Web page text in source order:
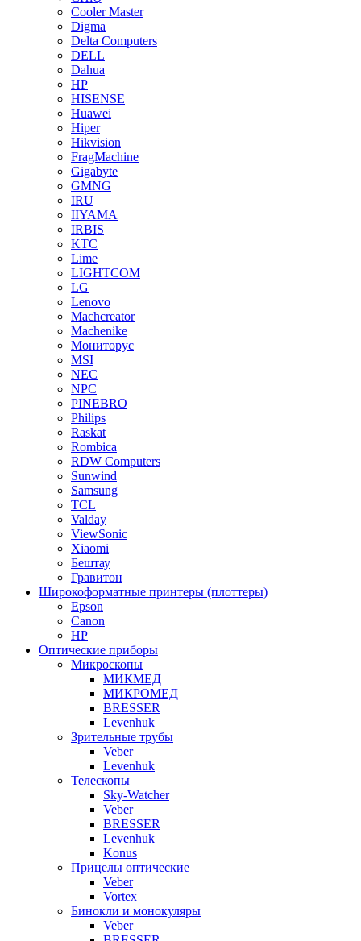
Cooler Master
Digma
Delta Computers
DELL
Dahua
HP
HISENSE
Huawei
Hiper
Hikvision
FragMachine
Gigabyte
GMNG
IRU
IIYAMA
IRBIS
KTC
Lime
LIGHTCOM
LG
Lenovo
Machcreator
Machenike
Мониторус
MSI
NEC
NPC
PINEBRO
Philips
Raskat
Rombica
RDW Computers
Sunwind
Samsung
TCL
Valday
ViewSonic
Xiaomi
Бештау
Гравитон
Широкоформатные принтеры (плоттеры)
Epson
Canon
HP
Оптические приборы
Микроскопы
МИКМЕД
МИКРОМЕД
BRESSER
Levenhuk
Зрительные трубы
Veber
Levenhuk
Телескопы
Sky-Watcher
Veber
BRESSER
Levenhuk
Konus
Прицелы оптические
Veber
Vortex
Бинокли и монокуляры
Veber